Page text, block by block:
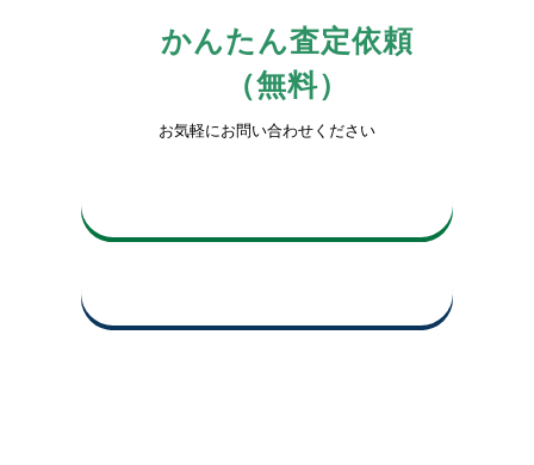
かんたん査定依頼
（無料）
お気軽にお問い合わせください